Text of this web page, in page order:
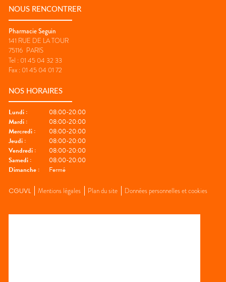
NOUS RENCONTRER
Pharmacie Seguin
141 RUE DE LA TOUR
75116 PARIS
Tel : 01 45 04 32 33
Fax : 01 45 04 01 72
NOS HORAIRES
Lundi :
08:00-20:00
Mardi :
08:00-20:00
Mercredi :
08:00-20:00
Jeudi :
08:00-20:00
Vendredi :
08:00-20:00
Samedi :
08:00-20:00
Dimanche : Fermé
CGUVL Mentions légales Plan du site Données personnelles et cookies